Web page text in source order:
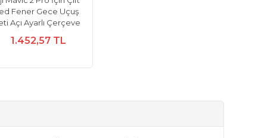
Fener Gece Uçuş
Açı Ayarlı Çerçeve
1.452,57 TL